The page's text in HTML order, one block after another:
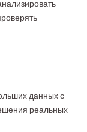
данных с
реальных